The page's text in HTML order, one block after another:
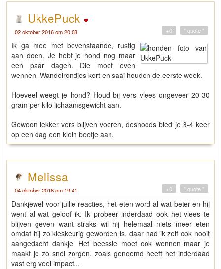
UkkePuck
02 oktober 2016 om 20:08 " quote "
+0
Ik ga mee met bovenstaande, rustig
aan doen. Je hebt je hond nog maar
een paar dagen. Die moet even
wennen. Wandelrondjes kort en saai houden de eerste week.
Hoeveel weegt je hond? Houd bij vers vlees ongeveer 20-30
gram per kilo lichaamsgewicht aan.
Gewoon lekker vers blijven voeren, desnoods bied je 3-4 keer
op een dag een klein beetje aan.
Melissa
04 oktober 2016 om 19:41 " quote "
+0
Dankjewel voor jullie reacties, het eten word al wat beter en hij
went al wat geloof ik. Ik probeer inderdaad ook het vlees te
blijven geven want straks wil hij helemaal niets meer eten
omdat hij zo kieskeurig geworden is, daar had ik zelf ook nooit
aangedacht dankje. Het beessie moet ook wennen maar je
maakt je zo snel zorgen, zoals genoemd heeft het inderdaad
vast erg veel impact...